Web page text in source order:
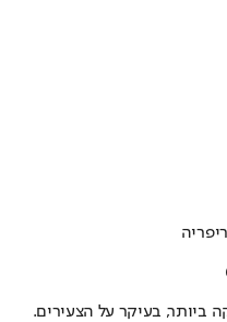
ביותר, בעיקר על הצעירים.